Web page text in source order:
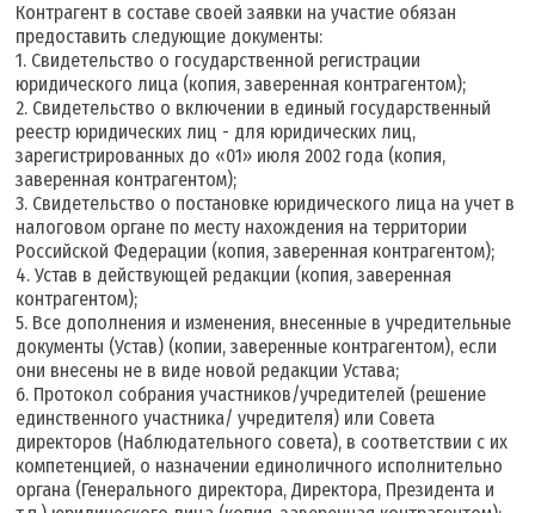
Контрагент в составе своей заявки на участие обязан
предоставить следующие документы:
1. Свидетельство о государственной регистрации
юридического лица (копия, заверенная контрагентом);
2. Свидетельство о включении в единый государственный
реестр юридических лиц - для юридических лиц,
зарегистрированных до «01» июля 2002 года (копия,
заверенная контрагентом);
3. Свидетельство о постановке юридического лица на учет в
налоговом органе по месту нахождения на территории
Российской Федерации (копия, заверенная контрагентом);
4. Устав в действующей редакции (копия, заверенная
контрагентом);
5. Все дополнения и изменения, внесенные в учредительные
документы (Устав) (копии, заверенные контрагентом), если
они внесены не в виде новой редакции Устава;
6. Протокол собрания участников/учредителей (решение
единственного участника/ учредителя) или Совета
директоров (Наблюдательного совета), в соответствии с их
компетенцией, о назначении единоличного исполнительно
органа (Генерального директора, Директора, Президента и